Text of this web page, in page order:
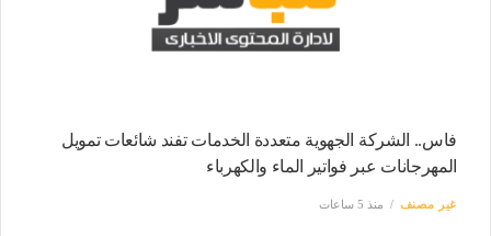
فاس.. الشركة الجهوية متعددة الخدمات تفند شائعات تمويل
المهرجانات عبر فواتير الماء والكهرباء
غير مصنف منذ 5 ساعات